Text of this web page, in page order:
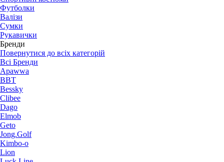
Футболки
Валізи
Сумки
Рукавички
Бренди
Повернутися до всіх категорій
Всі Бренди
Apawwa
BBT
Bessky
Clibee
Dago
Elmob
Geto
Jong.Golf
Kimbo-o
Lion